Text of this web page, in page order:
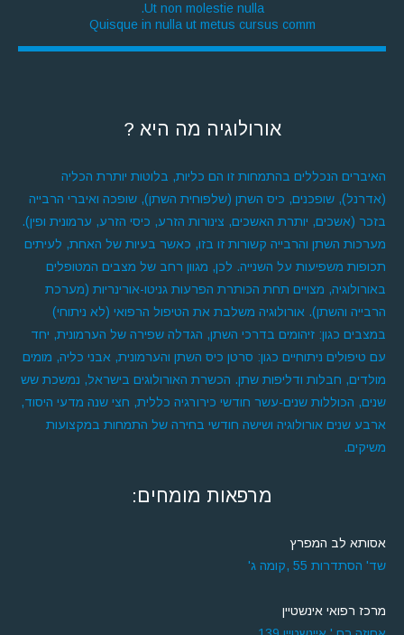
Ut non molestie nulla.
Quisque in nulla ut metus cursus comm
אורולוגיה מה היא ?
האיברים הנכללים בהתמחות זו הם כליות, בלוטות יותרת הכליה
(אדרנל), שופכנים, כיס השתן (שלפוחית השתן), שופכה ואיברי הרבייה
בזכר (אשכים, יותרת האשכים, צינורות הזרע, כיסי הזרע, ערמונית ופין).
מערכות השתן והרבייה קשורות זו בזו, כאשר בעיות של האחת, לעיתים
תכופות משפיעות על השנייה. לכן, מגוון רחב של מצבים המטופלים
באורולוגיה, מצויים תחת הכותרת הפרעות גניטו-אורינריות (מערכת
הרבייה והשתן). אורולוגיה משלבת את הטיפול הרפואי (לא ניתוחי)
במצבים כגון: זיהומים בדרכי השתן, הגדלה שפירה של הערמונית, יחד
עם טיפולים ניתוחיים כגון: סרטן כיס השתן והערמונית, אבני כליה, מומים
מולדים, חבלות ודליפות שתן. הכשרת האורולוגים בישראל, נמשכת שש
שנים, הכוללות שנים-עשר חודשי כירורגיה כללית, חצי שנה מדעי היסוד,
ארבע שנים אורולוגיה ושישה חודשי בחירה של התמחות במקצועות
משיקים.
מרפאות מומחים:
אסותא לב המפרץ
שד' הסתדרות 55 ,קומה ג'
מרכז רפואי אינשטיין